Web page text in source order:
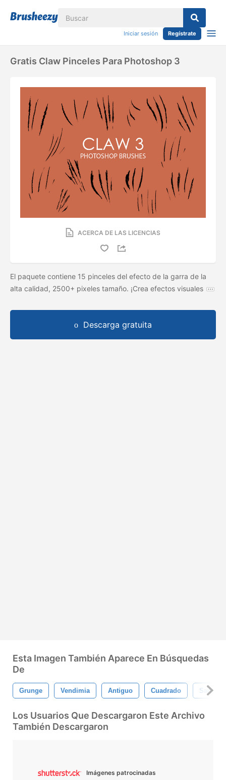
Iniciar sesión Regístrate
Gratis Claw Pinceles Para Photoshop 3
ACERCA DE LAS LICENCIAS
El paquete contiene 15 pinceles del efecto de la garra de la
alta calidad, 2500+ pixeles tamaño. ¡Crea efectos visuales
Descarga gratuita
Esta Imagen También Aparece En Búsquedas
De
Grunge Vendimia Antiguo Cuadrado Sangre
Los Usuarios Que Descargaron Este Archivo
También Descargaron
Imágenes patrocinadas